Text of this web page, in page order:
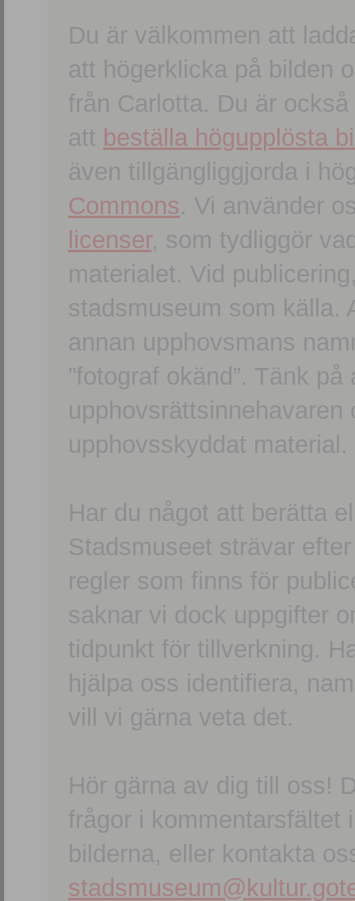
Du är välkommen att
att högerklicka på bilden
från Carlotta. Du är
att beställa högupplösta
även tillgängliggjorda i
Commons. Vi använder
licenser, som tydliggör
materialet. Vid
stadsmuseum som källa.
annan upphovsmans
”fotograf okänd”. Tänk
upphovsskyddat material.
Har du något att berätta
Stadsmuseet strävar
regler som finns för
saknar vi dock uppgifter
tidpunkt för tillverkning.
hjälpa oss identifiera,
vill vi gärna veta det.
Hör gärna av dig till oss!
frågor i kommentarsfältet
bilderna, eller kontakta